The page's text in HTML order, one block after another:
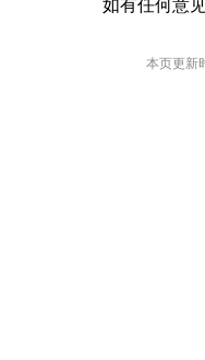
如有任何意
本页更新